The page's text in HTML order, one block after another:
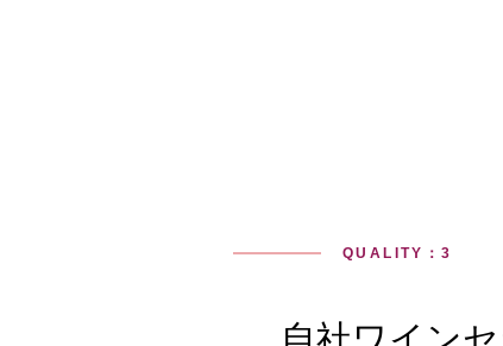
QUALITY：3
自社ワイン